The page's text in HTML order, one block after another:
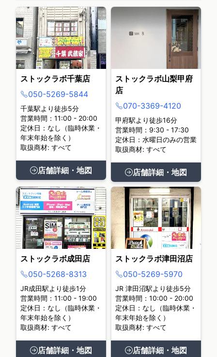
ストックラボ千葉店
050-5269-5844
千葉駅より徒歩5分
営業時間：11:00 - 20:00
定休日：なし（臨時休業・
年末年始を除く）
取扱商材: すべて
店舗詳細・地図
ストックラボ山梨甲府
店
070-3369-4120
甲府駅より徒歩16分
営業時間：9:30 - 17:30
定休日：水曜日のみの営業
取扱商材: すべて
店舗詳細・地図
ストックラボ成田店
050-5268-8313
JR成田駅より徒歩1分
営業時間：11:00 - 19:00
定休日：なし（臨時休業・
年末年始を除く）
取扱商材: すべて
店舗詳細・地図
ストックラボ津田沼店
050-5269-5970
JR 津田沼駅より徒歩5分
営業時間：10:00 - 20:00
定休日：なし（臨時休業・
年末年始を除く）
取扱商材: すべて
店舗詳細・地図